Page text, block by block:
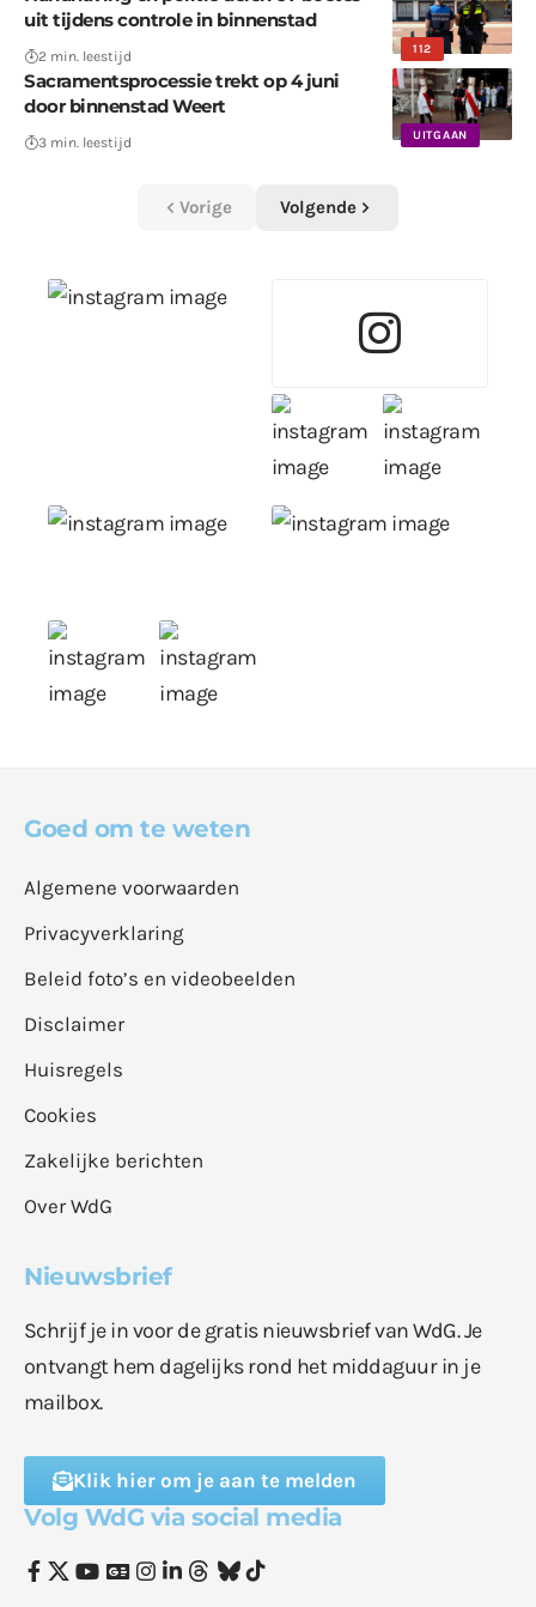
112
uit tijdens controle in binnenstad
2 min. leestijd
UITGAAN
Sacramentsprocessie trekt op 4 juni
door binnenstad Weert
3 min. leestijd
Vorige Volgende
Goed om te weten
Algemene voorwaarden
Privacyverklaring
Beleid foto’s en videobeelden
Disclaimer
Huisregels
Cookies
Zakelijke berichten
Over WdG
Nieuwsbrief
Schrijf je in voor de gratis nieuwsbrief van WdG. Je
ontvangt hem dagelijks rond het middaguur in je
mailbox.
Klik hier om je aan te melden
Volg WdG via social media